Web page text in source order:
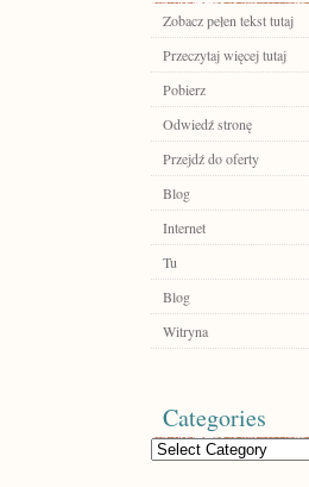
Zobacz pełen tekst tutaj
Przeczytaj więcej tutaj
Pobierz
Odwiedź stronę
Przejdź do oferty
Blog
Internet
Tu
Blog
Witryna
Categories
Categories